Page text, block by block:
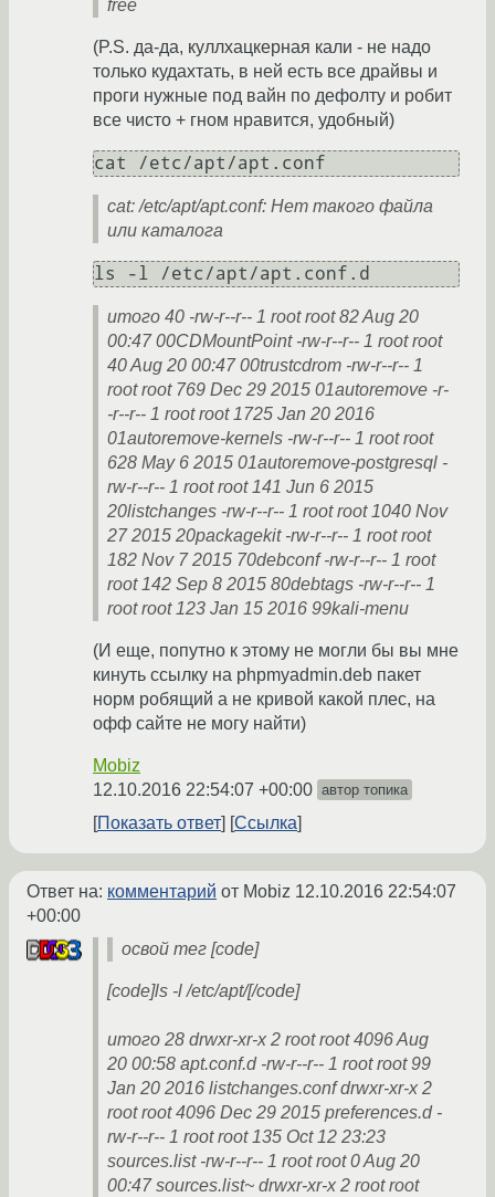
free
(P.S. да-да, куллхацкерная кали - не надо
только кудахтать, в ней есть все драйвы и
проги нужные под вайн по дефолту и робит
все чисто + гном нравится, удобный)
cat /etc/apt/apt.conf
cat: /etc/apt/apt.conf: Нет такого файла
или каталога
ls -l /etc/apt/apt.conf.d
итого 40 -rw-r--r-- 1 root root 82 Aug 20
00:47 00CDMountPoint -rw-r--r-- 1 root root
40 Aug 20 00:47 00trustcdrom -rw-r--r-- 1
root root 769 Dec 29 2015 01autoremove -r-
-r--r-- 1 root root 1725 Jan 20 2016
01autoremove-kernels -rw-r--r-- 1 root root
628 May 6 2015 01autoremove-postgresql -
rw-r--r-- 1 root root 141 Jun 6 2015
20listchanges -rw-r--r-- 1 root root 1040 Nov
27 2015 20packagekit -rw-r--r-- 1 root root
182 Nov 7 2015 70debconf -rw-r--r-- 1 root
root 142 Sep 8 2015 80debtags -rw-r--r-- 1
root root 123 Jan 15 2016 99kali-menu
(И еще, попутно к этому не могли бы вы мне
кинуть ссылку на phpmyadmin.deb пакет
норм робящий а не кривой какой плес, на
офф сайте не могу найти)
Mobiz
12.10.2016 22:54:07 +00:00 автор топика
Показать ответ Ссылка
Ответ на: комментарий от Mobiz 12.10.2016 22:54:07
+00:00
освой тег [сode]
[code]ls -l /etc/apt/[/code]
итого 28 drwxr-xr-x 2 root root 4096 Aug
20 00:58 apt.conf.d -rw-r--r-- 1 root root 99
Jan 20 2016 listchanges.conf drwxr-xr-x 2
root root 4096 Dec 29 2015 preferences.d -
rw-r--r-- 1 root root 135 Oct 12 23:23
sources.list -rw-r--r-- 1 root root 0 Aug 20
00:47 sources.list~ drwxr-xr-x 2 root root